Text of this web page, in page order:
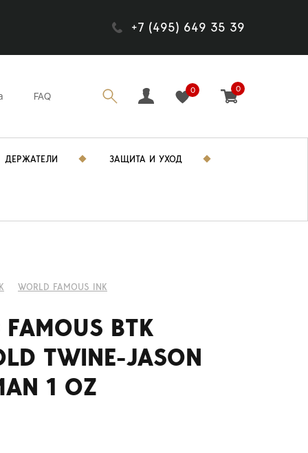
+7 (495) 649 35 39
FAQ
0 0
ДЕРЖАТЕЛИ ЗАЩИТА И УХОД
WORLD FAMOUS INK
BTK
TWINE-JASON
1 OZ